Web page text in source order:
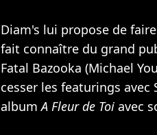
Diam's lui propose de
fait connaître du grand
Fatal Bazooka (Michael
cesser les featurings avec
albumA Fleur de Toi avec